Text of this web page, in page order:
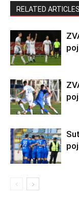
RELATED ARTICLES